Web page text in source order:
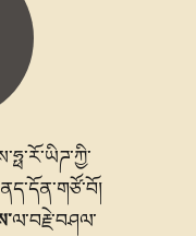
ལ་བརྗེ་བཤལ་